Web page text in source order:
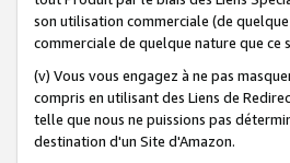
son utilisation commerciale (de
commerciale de quelque nature que ce
(v) Vous vous engagez à ne pas
compris en utilisant des Liens de
telle que nous ne puissions pas
destination d'un Site d'Amazon.